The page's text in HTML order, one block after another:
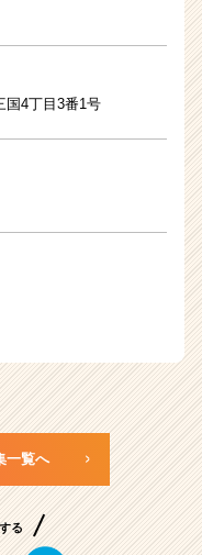
4丁目3番1号
一覧へ
る